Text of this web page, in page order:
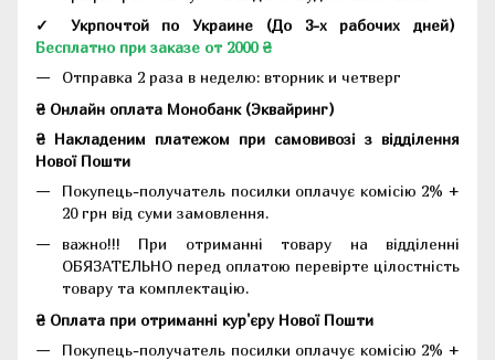
✓ Укрпочтой по Украине (До 3-х рабочих дней)
Бесплатно при заказе от 2000 ₴
Отправка 2 раза в неделю: вторник и четверг
₴ Онлайн оплата Монобанк (Эквайринг)
₴ Накладеним платежом при самовивозі з відділення
Нової Пошти
Покупець-получатель посилки оплачує комісію 2% +
20 грн від суми замовлення.
важно!!! При отриманні товару на відділенні
ОБЯЗАТЕЛЬНО перед оплатою перевірте цілостність
товару та комплектацію.
₴ Оплата при отриманні кур'єру Нової Пошти
Покупець-получатель посилки оплачує комісію 2% +